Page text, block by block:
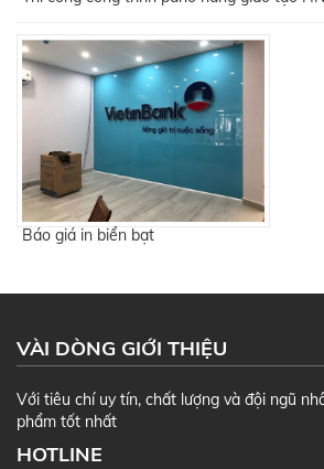
Báo giá in biển bạt
VÀI DÒNG GIỚI THIỆU
Với tiêu chí uy tín, chất lượng và đội ngũ
phẩm tốt nhất
HOTLINE